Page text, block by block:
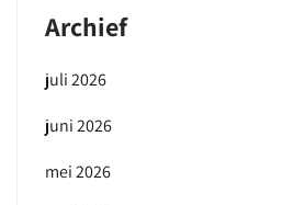
Archief
juli 2026
juni 2026
mei 2026